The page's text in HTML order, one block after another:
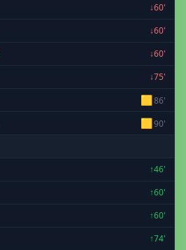
↓60'
↓60'
↓60'
↓75'
🟨86'
🟨90'
↑46'
↑60'
↑60'
↑74'